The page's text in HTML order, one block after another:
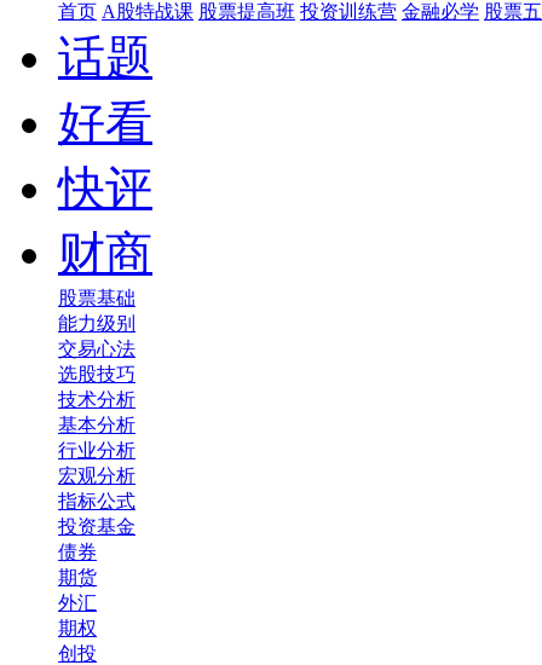
首页 A股特战课 股票提高班 投资训练营 金融必学 股票
话题
好看
快评
财商
股票基础
能力级别
交易心法
选股技巧
技术分析
基本分析
行业分析
宏观分析
指标公式
投资基金
债券
期货
外汇
期权
创投